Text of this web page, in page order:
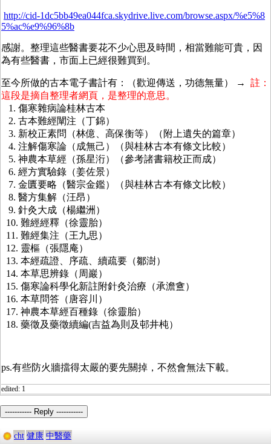
http://cid-1dc5bb49ea044fca.skydrive.live.com/browse.aspx/%e5%8
5%ac%e9%96%8b
感謝。整理這些醫書要花不少心思及時間，相當難能可貴，因
為有些醫書，市面上已經很難買到。
至今所做的古本電子書計有：（歡迎傳送，功德無量） → 註：
這段是摘自整理者網頁，是整理的意思。
1. 傷寒雜病論桂林古本
2. 古本難經闡注（丁錦）
3. 新校正素問（林億、高保衡等）（附上遺失的篇章）
4. 注解傷寒論（成無己）（與桂林古本有條文比較）
5. 神農本草經（孫星洐）（參考諸書籍校正而成）
6. 經方實驗錄（姜佐景）
7. 金匱要略（醫宗金鑑）（與桂林古本有條文比較）
8. 醫方集解（汪昂）
9. 針灸大成（楊繼洲）
10. 難經經釋（徐靈胎）
11. 難經集注（王九思）
12. 靈樞（張隱庵）
13. 本經疏證、序疏、續疏要（鄒澍）
14. 本草思辨錄（周巖）
15. 傷寒論科學化新註附針灸治療（承澹盦）
16. 本草問答（唐容川）
17. 神農本草經百種錄（徐靈胎）
18. 藥徵及藥徵續編(吉益為則及邨井杶）
ps.有些防火牆擋得太嚴的要先關掉，不然會無法下載。
edited: 1
----------- Reply -----------
cht 健康 中醫藥